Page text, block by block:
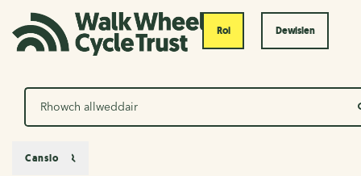
Roi Dewislen
Chwilio
Canslo